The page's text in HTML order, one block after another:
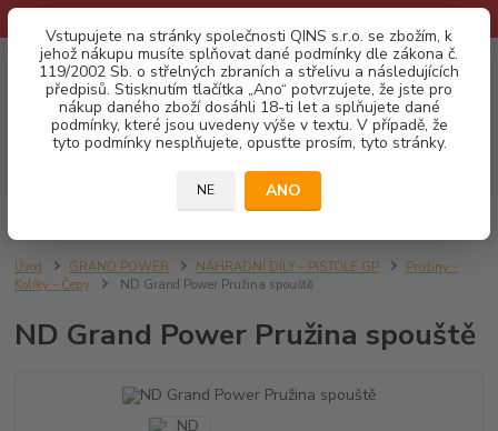
Vstupujete na stránky společnosti QINS s.r.o. se zbožím, k
jehož nákupu musíte splňovat dané podmínky dle zákona č.
119/2002 Sb. o střelných zbraních a střelivu a následujících
předpisů. Stisknutím tlačítka „Ano“ potvrzujete, že jste pro
nákup daného zboží dosáhli 18-ti let a splňujete dané
podmínky, které jsou uvedeny výše v textu. V případě, že
tyto podmínky nesplňujete, opusťte prosím, tyto stránky.
NE ANO
Menu
CZK 0
za0,00 Kč
Úvod GRAND POWER NÁHRADNÍ DÍLY - PISTOLE GP
Pružiny -
Kolíky - Čepy
ND Grand Power Pružina spouště
ND Grand Power Pružina spouště